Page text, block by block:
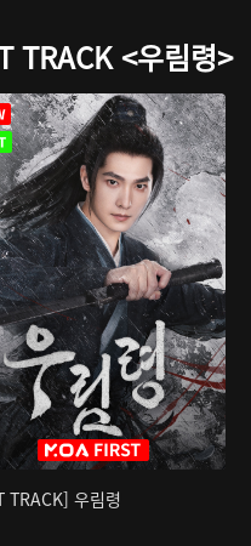
TRACK <우림령>
TRACK] 우림령